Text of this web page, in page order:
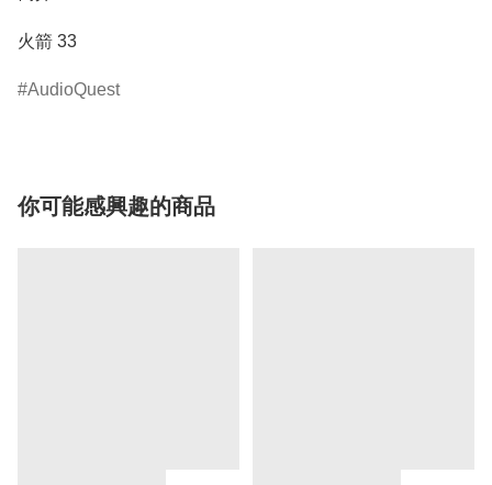
火箭 33
AudioQuest
你可能感興趣的商品